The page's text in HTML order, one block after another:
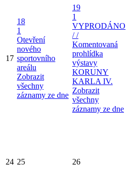
17
18
1
Otevření
nového
sportovního
areálu
Zobrazit
všechny
záznamy ze dne
19
1
VYPRODÁNO
/ /
Komentovaná
prohlídka
výstavy
KORUNY
KARLA IV.
Zobrazit
všechny
záznamy ze dne
24 25 26